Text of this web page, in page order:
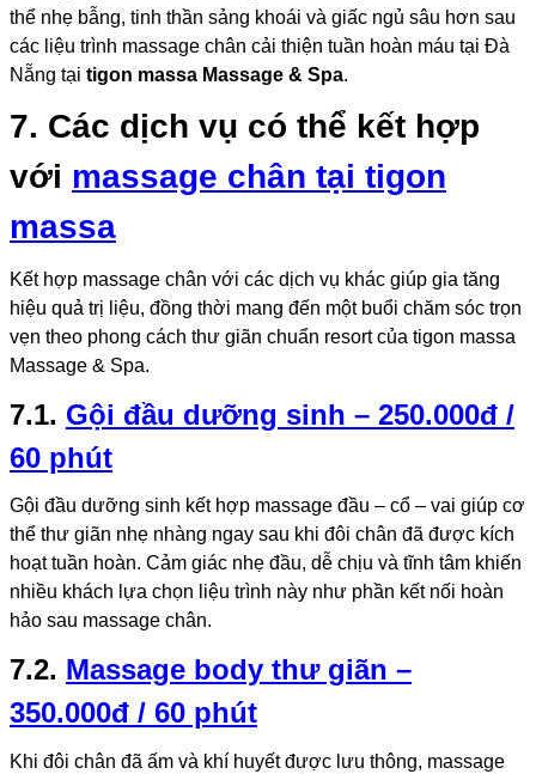
thể nhẹ bẫng, tinh thần sảng khoái và giấc ngủ sâu hơn sau
các liệu trình massage chân cải thiện tuần hoàn máu tại Đà
Nẵng tại tigon massa Massage & Spa.
7. Các dịch vụ có thể kết hợp
với massage chân tại tigon
massa
Kết hợp massage chân với các dịch vụ khác giúp gia tăng
hiệu quả trị liệu, đồng thời mang đến một buổi chăm sóc trọn
vẹn theo phong cách thư giãn chuẩn resort của tigon massa
Massage & Spa.
7.1. Gội đầu dưỡng sinh – 250.000đ /
60 phút
Gội đầu dưỡng sinh kết hợp massage đầu – cổ – vai giúp cơ
thể thư giãn nhẹ nhàng ngay sau khi đôi chân đã được kích
hoạt tuần hoàn. Cảm giác nhẹ đầu, dễ chịu và tĩnh tâm khiến
nhiều khách lựa chọn liệu trình này như phần kết nối hoàn
hảo sau massage chân.
7.2. Massage body thư giãn –
350.000đ / 60 phút
Khi đôi chân đã ấm và khí huyết được lưu thông, massage